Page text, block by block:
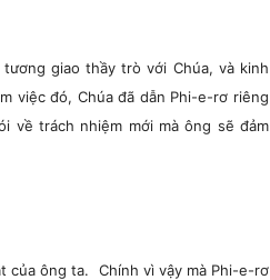
giao thầy trò với Chúa, và kinh
việc đó, Chúa đã dẫn Phi-e-rơ riêng
về trách nhiệm mới mà ông sẽ đảm
của ông ta. Chính vì vậy mà Phi-e-rơ